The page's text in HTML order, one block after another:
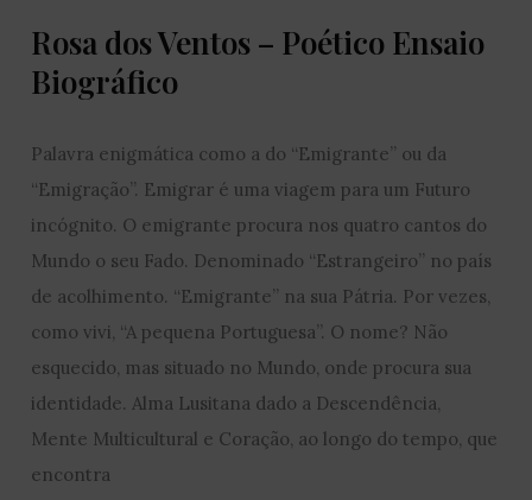
Rosa dos Ventos – Poético Ensaio
Biográfico
Palavra enigmática como a do “Emigrante” ou da
“Emigração”. Emigrar é uma viagem para um Futuro
incógnito. O emigrante procura nos quatro cantos do
Mundo o seu Fado. Denominado “Estrangeiro” no país
de acolhimento. “Emigrante” na sua Pátria. Por vezes,
como vivi, “A pequena Portuguesa”. O nome? Não
esquecido, mas situado no Mundo, onde procura sua
identidade. Alma Lusitana dado a Descendência,
Mente Multicultural e Coração, ao longo do tempo, que
encontra